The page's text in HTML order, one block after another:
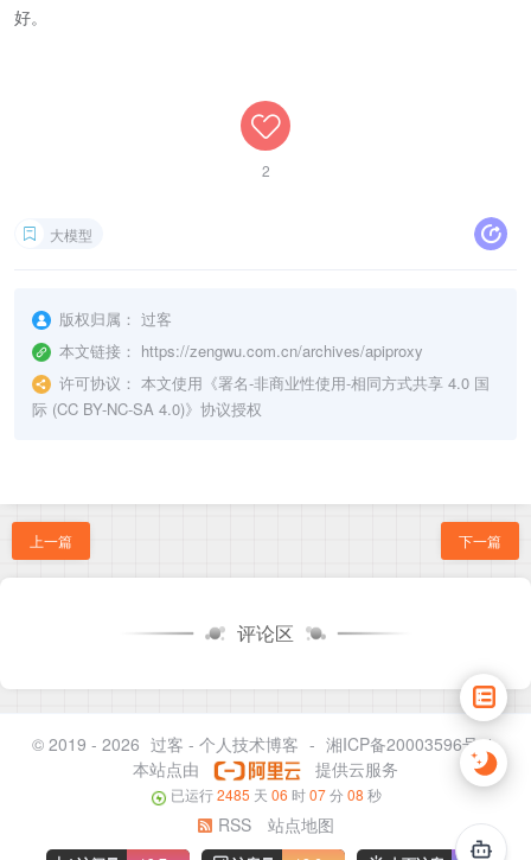
好。
2
大模型
版权归属： 过客
本文链接： https://zengwu.com.cn/archives/apiproxy
许可协议： 本文使用《署名-非商业性使用-相同方式共享 4.0 国
际 (CC BY-NC-SA 4.0)》协议授权
上一篇 下一篇
评论区
© 2019 - 2026 过客 - 个人技术博客 - 湘ICP备20003596号-1
本站点由
提供云服务
已运行2485 天 06 时07分 08 秒
RSS 站点地图